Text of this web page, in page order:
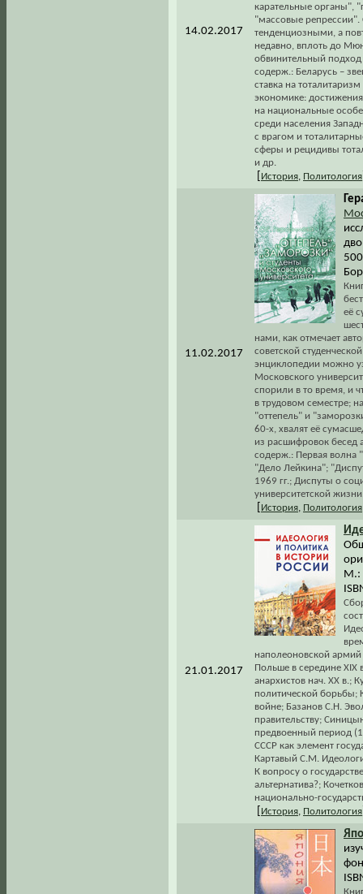
14.02.2017
карательные органы",
"массовые репрессии".
тенденциозными, а
недавно, вплоть до
обвинительный
содерж.: Беларусь –
ставка на
экономике: достижения
на национальные
среди населения
с врагом и
сферы и рецидивы
и др.
История Политология
11.02.2017
её
нами, как отмечает
советской
энциклопедии можно
Московского
спорили в то время, и
в трудовом семестре;
"оттепель" и
60-х, хвалят её
из расшифровок бесед
содерж.: Первая волна
"Дело Лейкина";
1969 гг.; Диспуты о
университетской
История Политология
21.01.2017
М.:
наполеоновской армий
Польше в середине XIX
анархистов нач. ХХ в.;
политической борьбы;
войне; Базанов С.Н.
правительству;
предвоенный период
СССР как элемент
Картавый С.М.
К вопросу о
альтернатива?;
национально-
История Политология